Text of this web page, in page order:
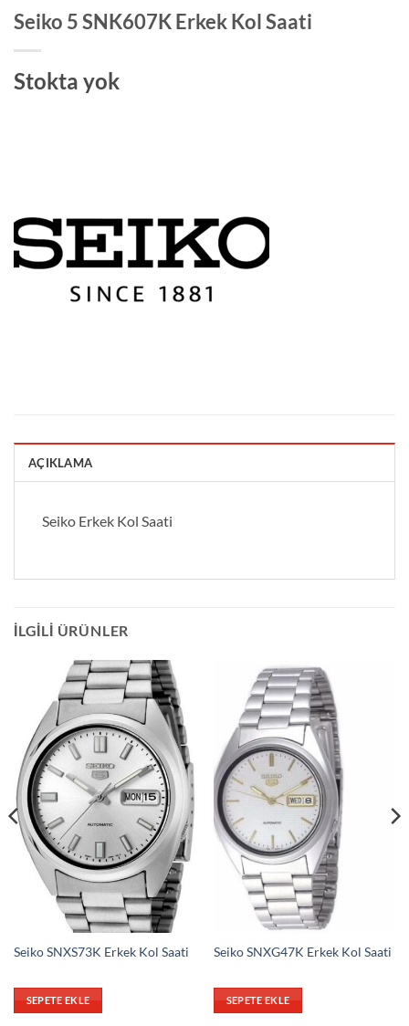
Seiko 5 SNK607K Erkek Kol Saati
Stokta yok
AÇIKLAMA
Seiko Erkek Kol Saati
İLGILI ÜRÜNLER
Seiko SNXS73K Erkek Kol Saati
SEPETE EKLE
Seiko SNXG47K Erkek Kol Saati
SEPETE EKLE